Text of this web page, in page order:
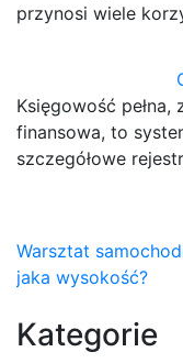
przynosi wiele
Księgowość
finansowa, to
szczegółowe
wpisu
Warsztat
jaka wysokość?
Kategorie